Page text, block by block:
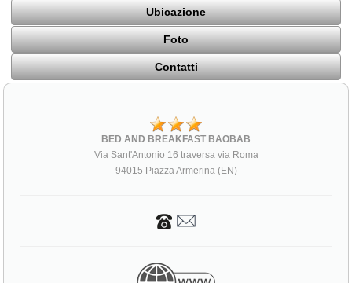
Ubicazione
Foto
Contatti
BED AND BREAKFAST BAOBAB
Via Sant'Antonio 16 traversa via Roma
94015 Piazza Armerina (EN)